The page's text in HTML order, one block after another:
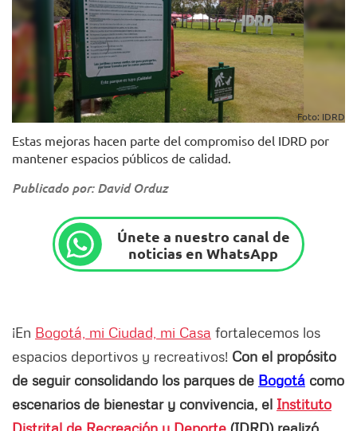
Foto: IDRD
Estas mejoras hacen parte del compromiso del IDRD por
mantener espacios públicos de calidad.
Publicado por: David Orduz
Únete a nuestro canal de
noticias en WhatsApp
¡En Bogotá, mi Ciudad, mi Casa fortalecemos los
espacios deportivos y recreativos! Con el propósito
de seguir consolidando los parques de Bogotá como
escenarios de bienestar y convivencia, el Instituto